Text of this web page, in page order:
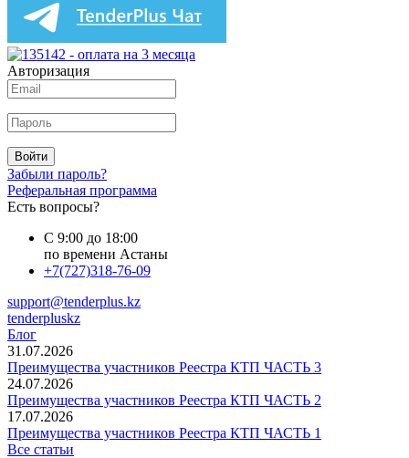
Авторизация
Войти
Забыли пароль?
Реферальная программа
Есть вопросы?
С 9:00 до 18:00
по времени Астаны
+7(727)318-76-09
support@tenderplus.kz
tenderpluskz
Блог
31.07.2026
Преимущества участников Реестра КТП ЧАСТЬ 3
24.07.2026
Преимущества участников Реестра КТП ЧАСТЬ 2
17.07.2026
Преимущества участников Реестра КТП ЧАСТЬ 1
Все статьи